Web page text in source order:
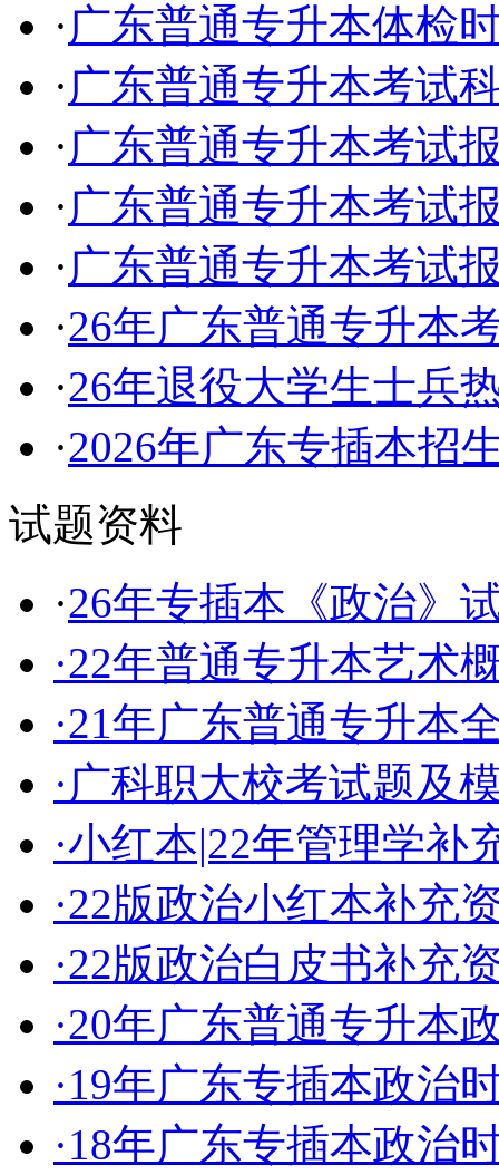
·广东普通专升本体检
·广东普通专升本考试
·广东普通专升本考试
·广东普通专升本考试
·广东普通专升本考试
·26年广东普通专升本
·26年退役大学生士兵
·2026年广东专插本招
试题资料
·26年专插本《政治》
·22年普通专升本艺术
·21年广东普通专升本
·广科职大校考试题及
·小红本|22年管理学补
·22版政治小红本补充
·22版政治白皮书补充
·20年广东普通专升本
·19年广东专插本政治
·18年广东专插本政治